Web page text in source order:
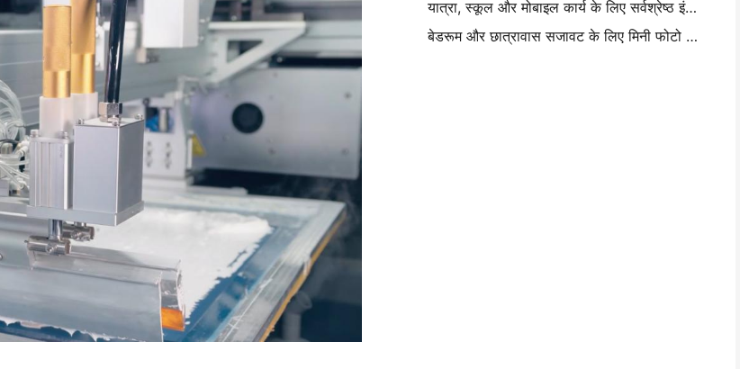
यात्रा, स्कूल और मोबाइल कार्य के लिए सर्वश्रेष्ठ इंकलेस पोर्टेबल प्रिंटर: हनिन एमटी 620 प्रो समीक्षा
बेडरूम और छात्रावास सजावट के लिए मिनी फोटो वॉल लेआउट विचार और सुझाव